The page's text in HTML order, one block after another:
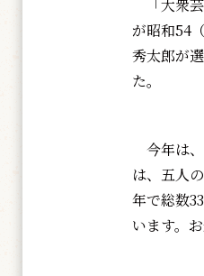
「大衆
が昭和54
秀太郎が
た。
今年は
は、五人
年で総数
います。